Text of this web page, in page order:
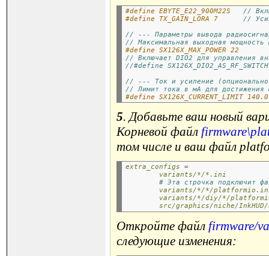
#define EBYTE_E22_900M22S //
#define TX_GAIN_LORA 7 //
// --- Параметры вывода
// Максимальная выходная мощность
#define SX126X_MAX_POWER 22
// Включает DIO2 для управления
//#define SX126X_DIO2_AS_RF_SWITCH
// --- Ток и усиление
// Лимит тока в мА для достижения
#define SX126X_CURRENT_LIMIT 140.0
5. Добавьте ваш новый
Корневой файл
том числе и ваш файл
extra_configs
=
variants/*/*.ini
# Эта строчка подключит
variants/*/*/
variants/*/diy/*/
src/graphics/niche/
Откройте файл firmware/
следующие изменения: